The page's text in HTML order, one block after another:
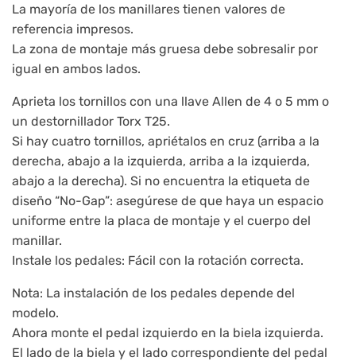
La mayoría de los manillares tienen valores de
referencia impresos.
La zona de montaje más gruesa debe sobresalir por
igual en ambos lados.
Aprieta los tornillos con una llave Allen de 4 o 5 mm o
un destornillador Torx T25.
Si hay cuatro tornillos, apriétalos en cruz (arriba a la
derecha, abajo a la izquierda, arriba a la izquierda,
abajo a la derecha). Si no encuentra la etiqueta de
diseño “No-Gap”: asegúrese de que haya un espacio
uniforme entre la placa de montaje y el cuerpo del
manillar.
Instale los pedales: Fácil con la rotación correcta.
Nota: La instalación de los pedales depende del
modelo.
Ahora monte el pedal izquierdo en la biela izquierda.
El lado de la biela y el lado correspondiente del pedal